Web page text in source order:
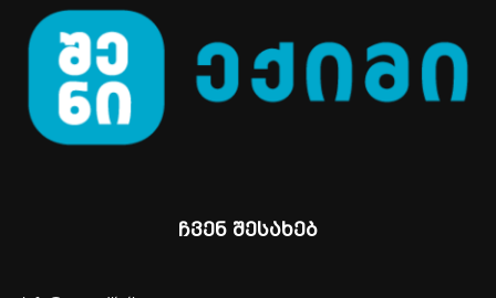
ჩვენ შესახებ